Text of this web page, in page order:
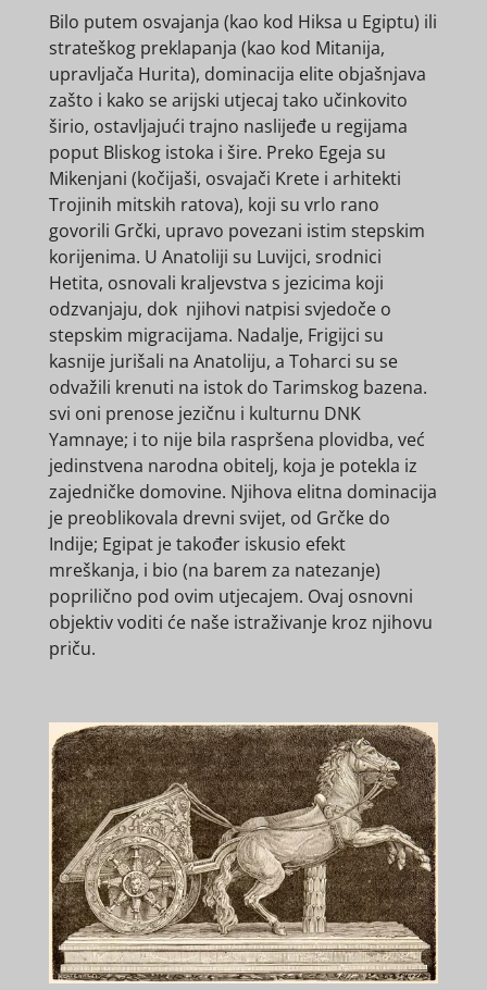
Bilo putem osvajanja (kao kod Hiksa u Egiptu) ili
strateškog preklapanja (kao kod Mitanija,
upravljača Hurita), dominacija elite objašnjava
zašto i kako se arijski utjecaj tako učinkovito
širio, ostavljajući trajno naslijeđe u regijama
poput Bliskog istoka i šire. Preko Egeja su
Mikenjani (kočijaši, osvajači Krete i arhitekti
Trojinih mitskih ratova), koji su vrlo rano
govorili Grčki, upravo povezani istim stepskim
korijenima. U Anatoliji su Luvijci, srodnici
Hetita, osnovali kraljevstva s jezicima koji
odzvanjaju, dok njihovi natpisi svjedoče o
stepskim migracijama. Nadalje, Frigijci su
kasnije jurišali na Anatoliju, a Toharci su se
odvažili krenuti na istok do Tarimskog bazena.
svi oni prenose jezičnu i kulturnu DNK
Yamnaye; i to nije bila raspršena plovidba, već
jedinstvena narodna obitelj, koja je potekla iz
zajedničke domovine. Njihova elitna dominacija
je preoblikovala drevni svijet, od Grčke do
Indije; Egipat je također iskusio efekt
mreškanja, i bio (na barem za natezanje)
poprilično pod ovim utjecajem. Ovaj osnovni
objektiv voditi će naše istraživanje kroz njihovu
priču.